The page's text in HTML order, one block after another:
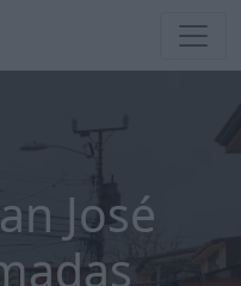
José